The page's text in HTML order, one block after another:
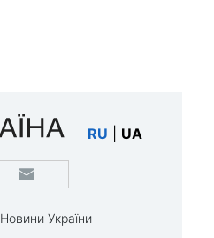
RU UA
Новини України